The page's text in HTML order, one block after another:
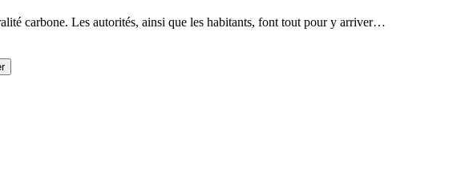
carbone. Les autorités, ainsi que les habitants, font tout pour y arriver…